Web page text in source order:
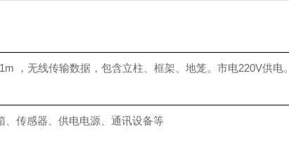
，无线传输数据，包含立柱、框架、地笼。市电220V供电。
、传感器、供电电源、通讯设备等